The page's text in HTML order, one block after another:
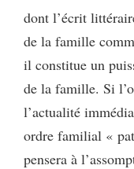
dont l’écrit
de la famille
il constitue un
de la famille. Si
l’actualité
ordre familial «
pensera à